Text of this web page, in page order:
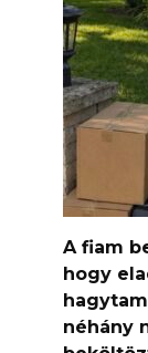
A fiam
hogy
néhány